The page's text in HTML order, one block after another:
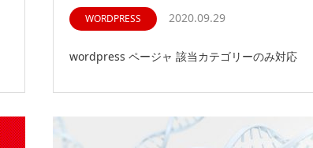
WORDPRESS 2020.09.29
wordpress ページャ 該当カテゴリーのみ対応